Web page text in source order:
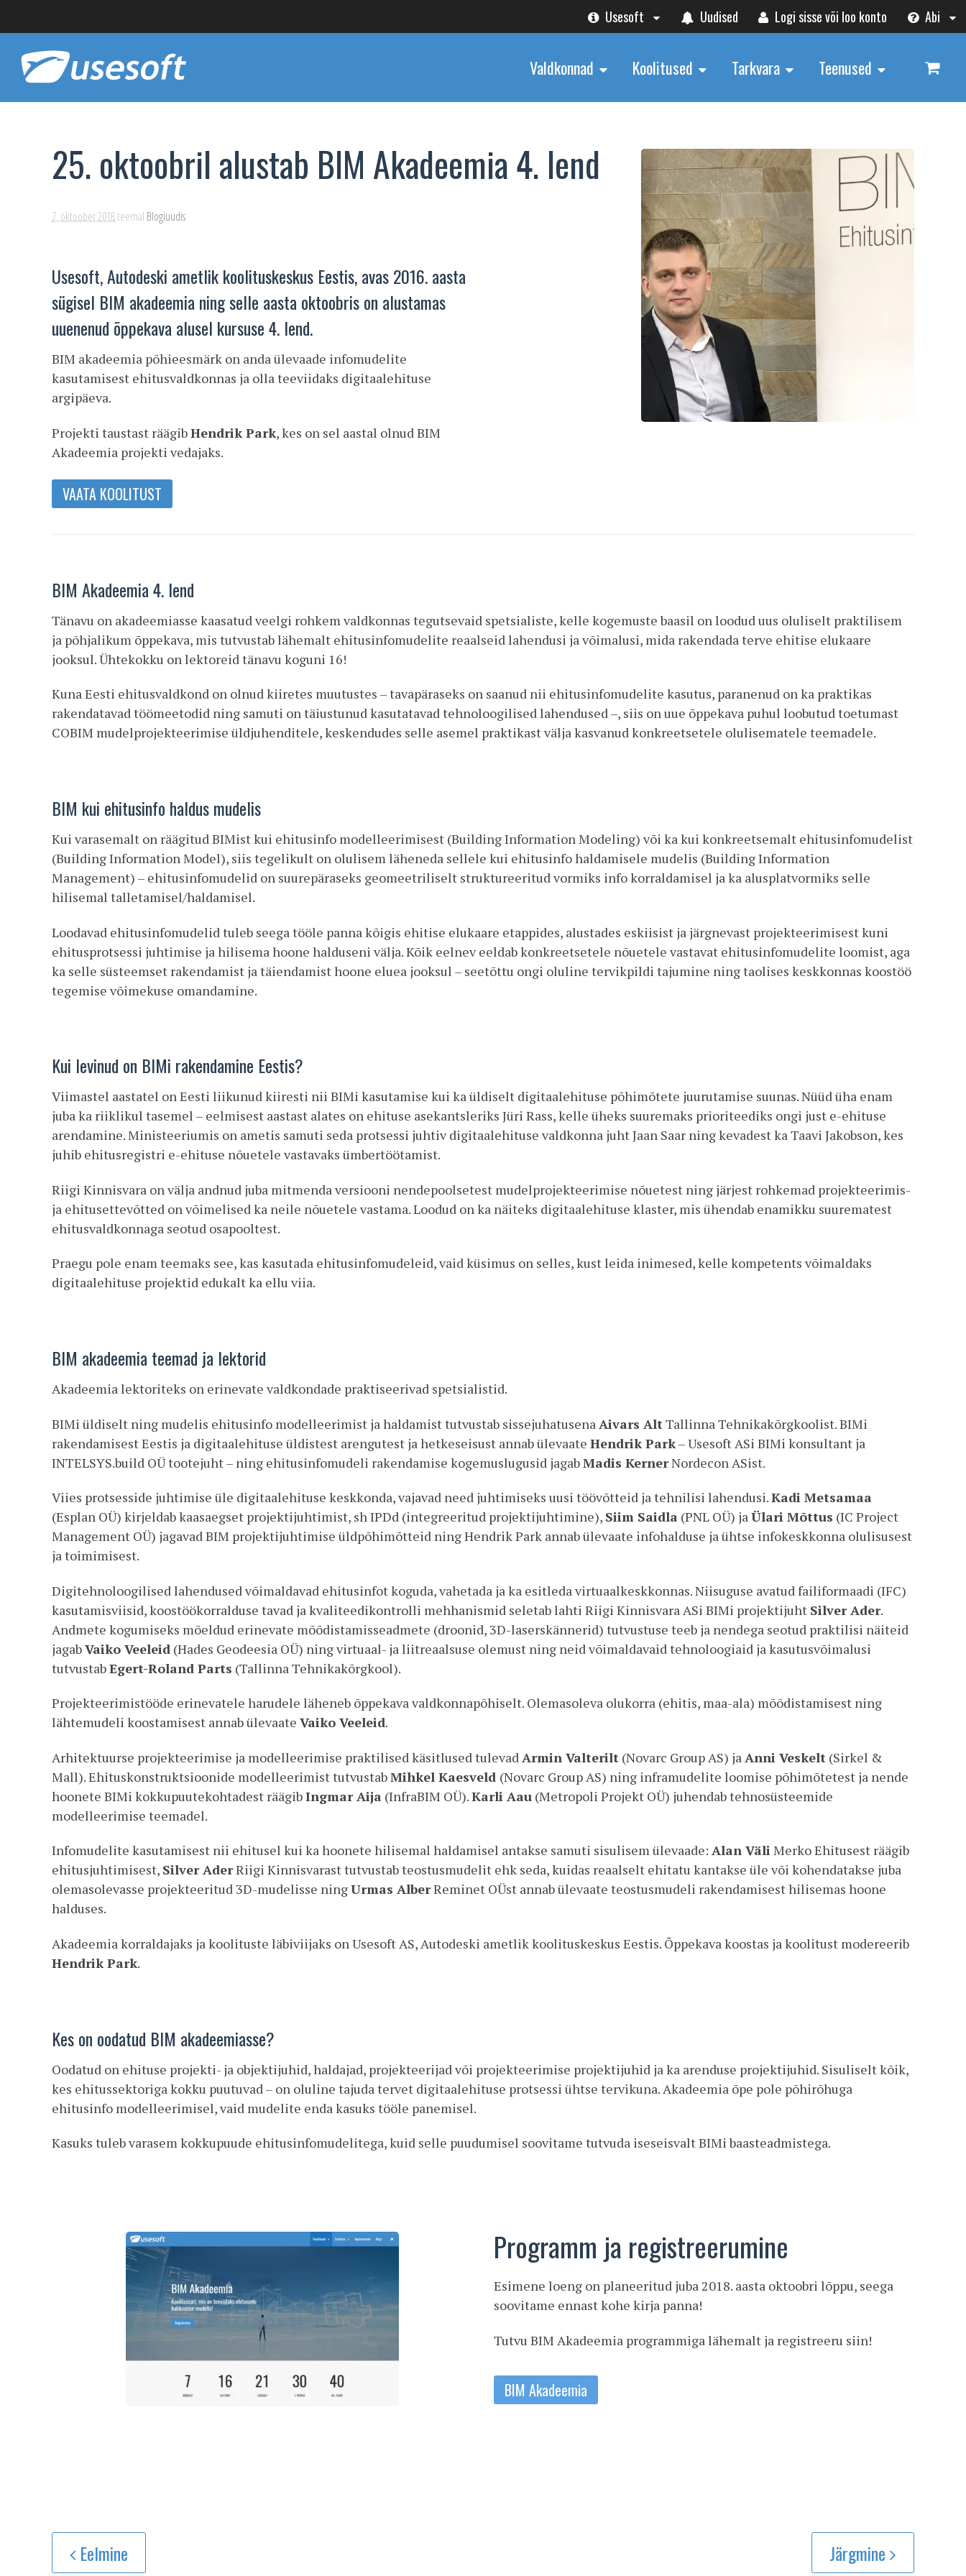
Usesoft Uudised Logi sisse või loo konto Abi
Valdkonnad Koolitused Tarkvara Teenused
25. oktoobril alustab BIM Akadeemia 4. lend
7. oktoober 2018teemal Blogiuudis
Usesoft, Autodeski ametlik koolituskeskus Eestis, avas 2016. aasta
sügisel BIM akadeemia ning selle aasta oktoobris on alustamas
uuenenud õppekava alusel kursuse 4. lend.
BIM akadeemia põhieesmärk on anda ülevaade infomudelite
kasutamisest ehitusvaldkonnas ja olla teeviidaks digitaalehituse
argipäeva.
Projekti taustast räägibHendrik Park, kes on sel aastal olnud BIM
Akadeemia projekti vedajaks.
VAATA KOOLITUST
BIM Akadeemia 4. lend
Tänavu on akadeemiasse kaasatud veelgi rohkem valdkonnas tegutsevaid spetsialiste, kelle kogemuste baasil on loodud uus oluliselt praktilisem
ja põhjalikum õppekava, mis tutvustab lähemalt ehitusinfomudelite reaalseid lahendusi ja võimalusi, mida rakendada terve ehitise elukaare
jooksul. Ühtekokku on lektoreid tänavu koguni 16!
Kuna Eesti ehitusvaldkond on olnud kiiretes muutustes – tavapäraseks on saanud nii ehitusinfomudelite kasutus, paranenud on ka praktikas
rakendatavad töömeetodid ning samuti on täiustunud kasutatavad tehnoloogilised lahendused –, siis on uue õppekava puhul loobutud toetumast
COBIM mudelprojekteerimise üldjuhenditele, keskendudes selle asemel praktikast välja kasvanud konkreetsetele olulisematele teemadele.
BIM kui ehitusinfo haldus mudelis
Kui varasemalt on räägitud BIMist kui ehitusinfo modelleerimisest (Building Information Modeling) või ka kui konkreetsemalt ehitusinfomudelist
(Building Information Model), siis tegelikult on olulisem läheneda sellele kui ehitusinfo haldamisele mudelis (Building Information
Management) – ehitusinfomudelid on suurepäraseks geomeetriliselt struktureeritud vormiks info korraldamisel ja ka alusplatvormiks selle
hilisemal talletamisel/haldamisel.
Loodavad ehitusinfomudelid tuleb seega tööle panna kõigis ehitise elukaare etappides, alustades eskiisist ja järgnevast projekteerimisest kuni
ehitusprotsessi juhtimise ja hilisema hoone halduseni välja. Kõik eelnev eeldab konkreetsetele nõuetele vastavat ehitusinfomudelite loomist, aga
ka selle süsteemset rakendamist ja täiendamist hoone eluea jooksul – seetõttu ongi oluline tervikpildi tajumine ning taolises keskkonnas koostöö
tegemise võimekuse omandamine.
Kui levinud on BIMi rakendamine Eestis?
Viimastel aastatel on Eesti liikunud kiiresti nii BIMi kasutamise kui ka üldiselt digitaalehituse põhimõtete juurutamise suunas. Nüüd üha enam
juba ka riiklikul tasemel – eelmisest aastast alates on ehituse asekantsleriks Jüri Rass, kelle üheks suuremaks prioriteediks ongi just e-ehituse
arendamine. Ministeeriumis on ametis samuti seda protsessi juhtiv digitaalehituse valdkonna juht Jaan Saar ning kevadest ka Taavi Jakobson, kes
juhib ehitusregistri e-ehituse nõuetele vastavaks ümbertöötamist.
Riigi Kinnisvara on välja andnud juba mitmenda versiooni nendepoolsetest mudelprojekteerimise nõuetest ning järjest rohkemad projekteerimis-
ja ehitusettevõtted on võimelised ka neile nõuetele vastama. Loodud on ka näiteks digitaalehituse klaster, mis ühendab enamikku suurematest
ehitusvaldkonnaga seotud osapooltest.
Praegu pole enam teemaks see, kas kasutada ehitusinfomudeleid, vaid küsimus on selles, kust leida inimesed, kelle kompetents võimaldaks
digitaalehituse projektid edukalt ka ellu viia.
BIM akadeemia teemad ja lektorid
Akadeemia lektoriteks on erinevate valdkondade praktiseerivad spetsialistid.
BIMi üldiselt ning mudelis ehitusinfo modelleerimist ja haldamist tutvustab sissejuhatusena Aivars AltTallinna Tehnikakõrgkoolist. BIMi
rakendamisest Eestis ja digitaalehituse üldistest arengutest ja hetkeseisust annab ülevaate Hendrik Park– Usesoft ASi BIMi konsultant ja
INTELSYS.build OÜ tootejuht – ning ehitusinfomudeli rakendamise kogemuslugusid jagabMadis KernerNordecon ASist.
Viies protsesside juhtimise üle digitaalehituse keskkonda, vajavad need juhtimiseks uusi töövõtteid ja tehnilisi lahendusi.Kadi Metsamaa
(Esplan OÜ) kirjeldab kaasaegset projektijuhtimist, sh IPDd (integreeritud projektijuhtimine), Siim Saidla (PNL OÜ) jaÜlari Mõttus (IC Project
Management OÜ) jagavad BIM projektijuhtimise üldpõhimõtteid ning Hendrik Park annab ülevaate infohalduse ja ühtse infokeskkonna olulisusest
ja toimimisest.
Digitehnoloogilised lahendused võimaldavad ehitusinfot koguda, vahetada ja ka esitleda virtuaalkeskkonnas. Niisuguse avatud failiformaadi (IFC)
kasutamisviisid, koostöökorralduse tavad ja kvaliteedikontrolli mehhanismid seletab lahti Riigi Kinnisvara ASi BIMi projektijuht Silver Ader.
Andmete kogumiseks mõeldud erinevate mõõdistamisseadmete (droonid, 3D-laserskännerid) tutvustuse teeb ja nendega seotud praktilisi näiteid
jagabVaiko Veeleid (Hades Geodeesia OÜ) ning virtuaal- ja liitreaalsuse olemust ning neid võimaldavaid tehnoloogiaid ja kasutusvõimalusi
tutvustabEgert-Roland Parts (Tallinna Tehnikakõrgkool).
Projekteerimistööde erinevatele harudele läheneb õppekava valdkonnapõhiselt. Olemasoleva olukorra (ehitis, maa-ala) mõõdistamisest ning
lähtemudeli koostamisest annab ülevaate Vaiko Veeleid.
Arhitektuurse projekteerimise ja modelleerimise praktilised käsitlused tulevadArmin Valterilt (Novarc Group AS) jaAnni Veskelt (Sirkel &
Mall). Ehituskonstruktsioonide modelleerimist tutvustabMihkel Kaesveld (Novarc Group AS) ning inframudelite loomise põhimõtetest ja nende
hoonete BIMi kokkupuutekohtadest räägibIngmar Aija (InfraBIM OÜ).Karli Aau (Metropoli Projekt OÜ) juhendab tehnosüsteemide
modelleerimise teemadel.
Infomudelite kasutamisest nii ehitusel kui ka hoonete hilisemal haldamisel antakse samuti sisulisem ülevaade: Alan VäliMerko Ehitusest räägib
ehitusjuhtimisest, Silver AderRiigi Kinnisvarast tutvustab teostusmudelit ehk seda, kuidas reaalselt ehitatu kantakse üle või kohendatakse juba
olemasolevasse projekteeritud 3D-mudelisse ningUrmas AlberReminet OÜst annab ülevaate teostusmudeli rakendamisest hilisemas hoone
halduses.
Akadeemia korraldajaks ja koolituste läbiviijaks on Usesoft AS, Autodeski ametlik koolituskeskus Eestis. Õppekava koostas ja koolitust modereerib
Hendrik Park.
Kes on oodatud BIM akadeemiasse?
Oodatud on ehituse projekti- ja objektijuhid, haldajad, projekteerijad või projekteerimise projektijuhid ja ka arenduse projektijuhid. Sisuliselt kõik,
kes ehitussektoriga kokku puutuvad – on oluline tajuda tervet digitaalehituse protsessi ühtse tervikuna. Akadeemia õpe pole põhirõhuga
ehitusinfo modelleerimisel, vaid mudelite enda kasuks tööle panemisel.
Kasuks tuleb varasem kokkupuude ehitusinfomudelitega, kuid selle puudumisel soovitame tutvuda iseseisvalt BIMi baasteadmistega.
Programm ja registreerumine
Esimene loeng on planeeritud juba 2018. aasta oktoobri lõppu, seega
soovitame ennast kohe kirja panna!
Tutvu BIM Akadeemia programmiga lähemalt ja registreeru siin!
BIM Akadeemia
Eelmine Järgmine